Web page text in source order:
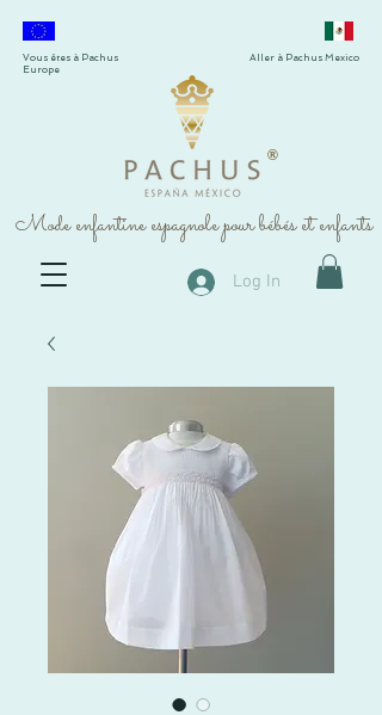
®
Mode enfantine espagnole pour bébés et enfants
Vous êtes à Pachus
Europe
Aller à Pachus Mexico
Log In